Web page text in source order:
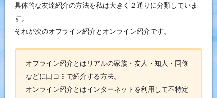
具体的な友達紹介の方法を私は大きく２通りに分類していま
す。
それが次のオフライン紹介とオンライン紹介です。
オフライン紹介とはリアルの家族・友人・知人・同僚
などに口コミで紹介する方法。
オンライン紹介とはインターネットを利用して不特定